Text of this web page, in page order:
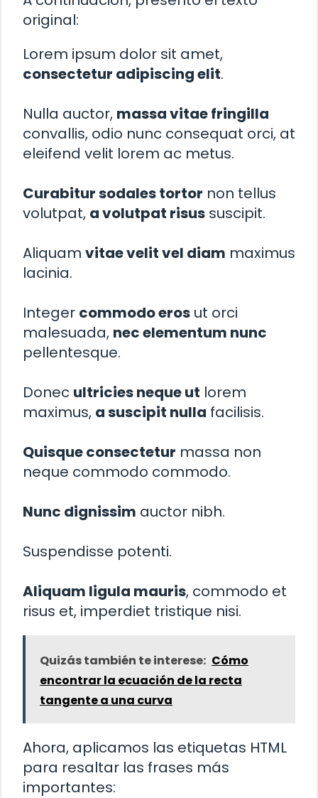
original:
Lorem ipsum dolor sit amet,
consectetur adipiscing elit.
Nulla auctor, massa vitae fringilla
convallis, odio nunc consequat orci, at
eleifend velit lorem ac metus.
Curabitur sodales tortor non tellus
volutpat, a volutpat risus suscipit.
Aliquam vitae velit vel diam maximus
lacinia.
Integer commodo eros ut orci
malesuada, nec elementum nunc
pellentesque.
Donec ultricies neque ut lorem
maximus, a suscipit nulla facilisis.
Quisque consectetur massa non
neque commodo commodo.
Nunc dignissim auctor nibh.
Suspendisse potenti.
Aliquam ligula mauris, commodo et
risus et, imperdiet tristique nisi.
Quizás también te interese: Cómo
encontrar la ecuación de la recta
tangente a una curva
Ahora, aplicamos las etiquetas HTML
para resaltar las frases más
importantes: